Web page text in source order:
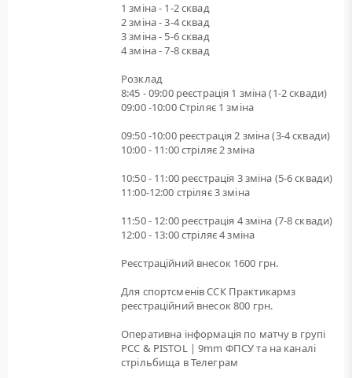
1 зміна - 1-2 сквад
2 зміна - 3-4 сквад
3 зміна - 5-6 сквад
4 зміна - 7-8 сквад
Розклад
8:45 - 09:00 реєстрація 1 зміна (1-2 сквади)
09:00 -10:00 Стріляє 1 зміна
09:50 -10:00 реєстрація 2 зміна (3-4 сквади)
10:00 - 11:00 стріляє 2 зміна
10:50 - 11:00 реєстрація 3 зміна (5-6 сквади)
11:00-12:00 стріляє 3 зміна
11:50 - 12:00 реєстрація 4 зміна (7-8 сквади)
12:00 - 13:00 стріляє 4 зміна
Реєстраційний внесок 1600 грн.
Для спортсменів ССК Практикармз
реєстраційний внесок 800 грн.
Оперативна інформація по матчу в групі
PCC & PISTOL | 9mm ФПСУ та на каналі
стрільбища в Телеграм